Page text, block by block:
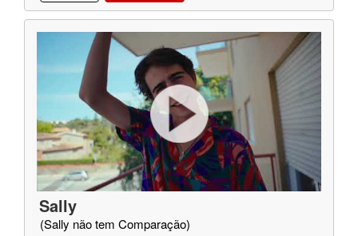
Sally
(Sally não tem Comparação)